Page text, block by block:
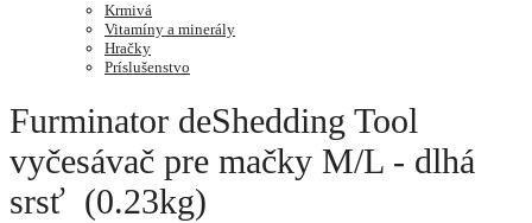
Krmivá
Vitamíny a minerály
Hračky
Príslušenstvo
Furminator deShedding Tool
vyčesávač pre mačky M/L - dlhá
srsť (0.23kg)